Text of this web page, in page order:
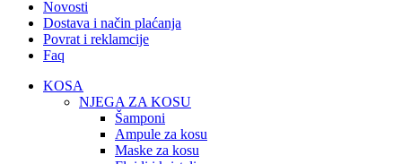
Novosti
Dostava i način plaćanja
Povrat i reklamcije
Faq
KOSA
NJEGA ZA KOSU
Šamponi
Ampule za kosu
Maske za kosu